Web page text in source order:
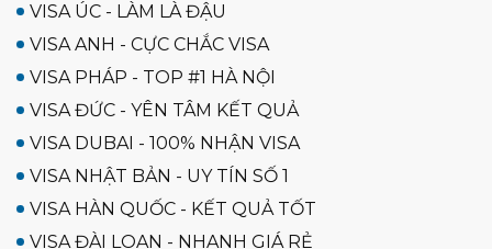
VISA ÚC - LÀM LÀ ĐẬU
VISA ANH - CỰC CHẮC VISA
VISA PHÁP - TOP #1 HÀ NỘI
VISA ĐỨC - YÊN TÂM KẾT QUẢ
VISA DUBAI - 100% NHẬN VISA
VISA NHẬT BẢN - UY TÍN SỐ 1
VISA HÀN QUỐC - KẾT QUẢ TỐT
VISA ĐÀI LOAN - NHANH GIÁ RẺ